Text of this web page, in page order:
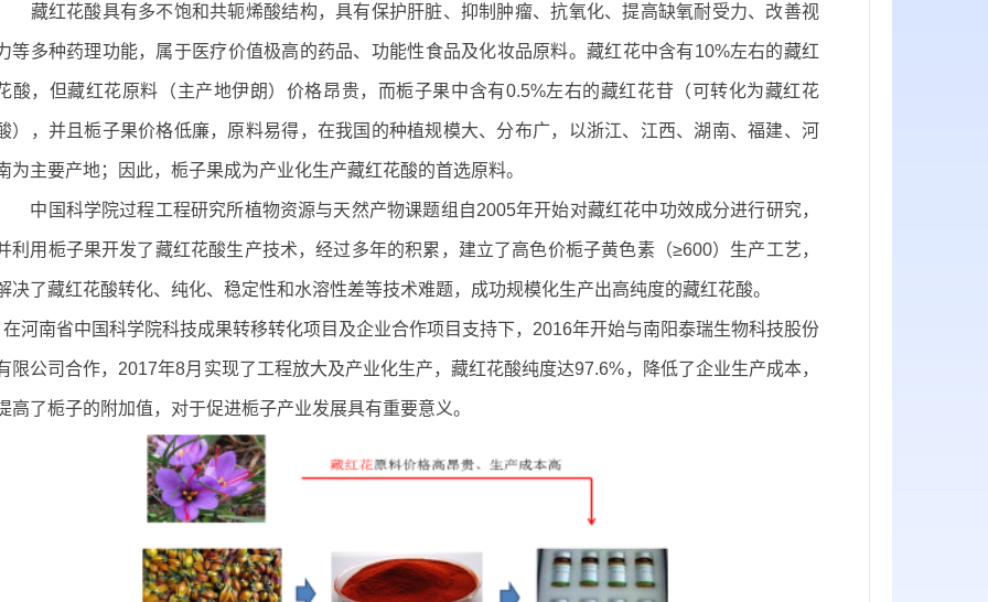
红花酸具有多不饱和共轭烯酸结构，具有保护肝脏、抑制肿瘤、抗氧化、提高缺氧耐受力、改善视
等多种药理功能，属于医疗价值极高的药品、功能性食品及化妆品原料。藏红花中含有10%左右的藏红
酸，但藏红花原料（主产地伊朗）价格昂贵，而栀子果中含有0.5%左右的藏红花苷（可转化为藏红花
），并且栀子果价格低廉，原料易得，在我国的种植规模大、分布广，以浙江、江西、湖南、福建、河
为主要产地；因此，栀子果成为产业化生产藏红花酸的首选原料。
国科学院过程工程研究所植物资源与天然产物课题组自2005年开始对藏红花中功效成分进行研究，
利用栀子果开发了藏红花酸生产技术，经过多年的积累，建立了高色价栀子黄色素（≥600）生产工艺，
决了藏红花酸转化、纯化、稳定性和水溶性差等技术难题，成功规模化生产出高纯度的藏红花酸。
河南省中国科学院科技成果转移转化项目及企业合作项目支持下，2016年开始与南阳泰瑞生物科技股份
限公司合作，2017年8月实现了工程放大及产业化生产，藏红花酸纯度达97.6%，降低了企业生产成本，
高了栀子的附加值，对于促进栀子产业发展具有重要意义。